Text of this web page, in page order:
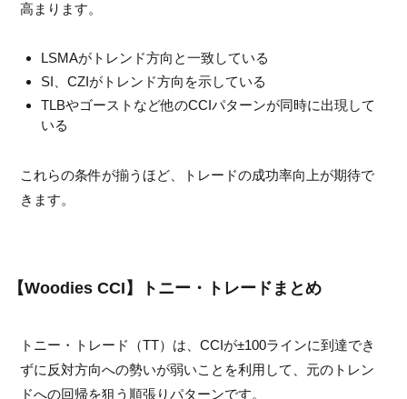
高まります。
LSMAがトレンド方向と一致している
SI、CZIがトレンド方向を示している
TLBやゴーストなど他のCCIパターンが同時に出現して
いる
これらの条件が揃うほど、トレードの成功率向上が期待で
きます。
【Woodies CCI】トニー・トレードまとめ
トニー・トレード（TT）は、CCIが±100ラインに到達でき
ずに反対方向への勢いが弱いことを利用して、元のトレン
ドへの回帰を狙う順張りパターンです。